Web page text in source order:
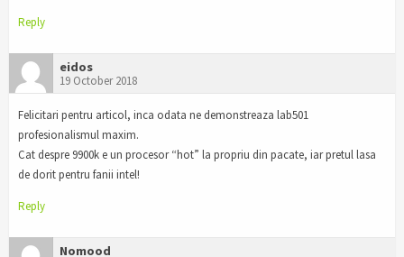
Reply
eidos
19 October 2018
Felicitari pentru articol, inca odata ne demonstreaza lab501
profesionalismul maxim.
Cat despre 9900k e un procesor “hot” la propriu din pacate, iar pretul lasa
de dorit pentru fanii intel!
Reply
Nomood